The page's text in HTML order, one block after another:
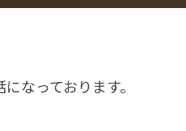
なっております。